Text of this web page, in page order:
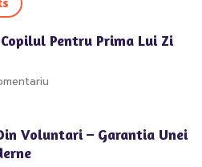
Pentru Prima Lui Zi
Voluntari – Garantia Unei